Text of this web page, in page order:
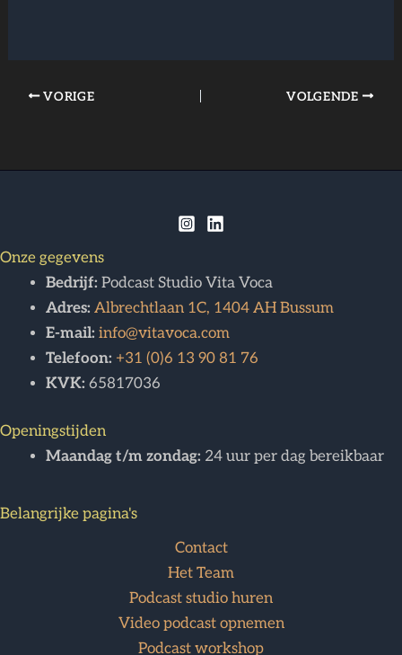
VORIGE VOLGENDE
Onze gegevens
Bedrijf: Podcast Studio Vita Voca
Adres: Albrechtlaan 1C, 1404 AH Bussum
E-mail: info@vitavoca.com
Telefoon: +31 (0)6 13 90 81 76
KVK: 65817036
Openingstijden
Maandag t/m zondag: 24 uur per dag bereikbaar
Belangrijke pagina's
Contact
Het Team
Podcast studio huren
Video podcast opnemen
Podcast workshop